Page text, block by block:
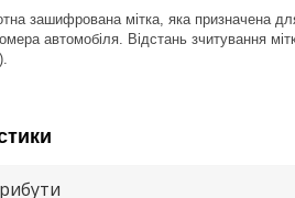
зашифрована мітка, яка призначена
автомобіля. Відстань зчитування